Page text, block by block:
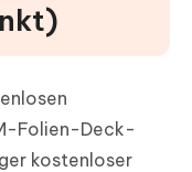
Folien-Deck-
kostenloser